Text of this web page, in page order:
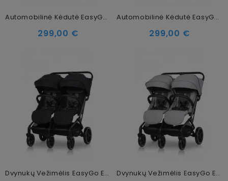
Automobilinė Kėdutė EasyGo Trust Taupe, 0-36 Kg
299,00 €
Automobilinė Kėdutė EasyGo Trust Agava, 0-36 Kg
299,00 €
Dvynukų Vežimėlis EasyGo Echo Ebony Black Dvynukų Vežimėlis EasyGo Echo Ebony Gray